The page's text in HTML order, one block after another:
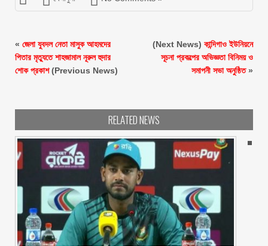
« জেলা যুবদল নেতা মাসুক আহমদের
পিতার মৃত্যুতে শাহজামাল নূরুল হুদার
শোক প্রকাশ(Previous News)
(Next News) কান্দিগাও ইউনিয়নে
সূচনা প্রকল্পের অভিজ্ঞতা বিনিময় ও
সমাপনী সভা অনুষ্ঠিত»
RELATED NEWS